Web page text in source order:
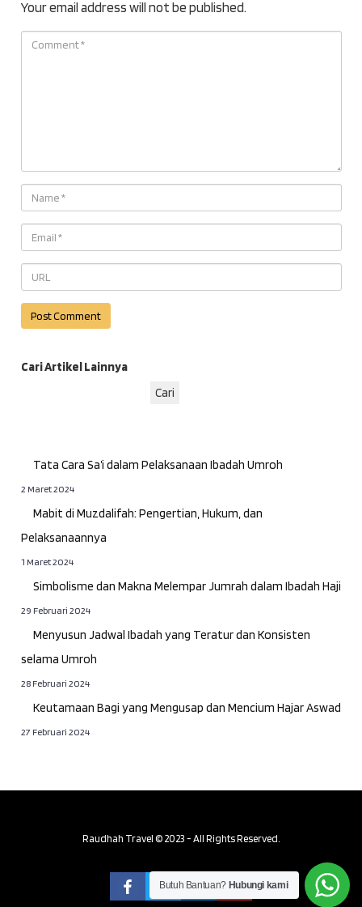
Your email address will not be published.
Cari Artikel Lainnya
Cari
Tata Cara Sa’i dalam Pelaksanaan Ibadah Umroh
2 Maret 2024
Mabit di Muzdalifah: Pengertian, Hukum, dan
Pelaksanaannya
1 Maret 2024
Simbolisme dan Makna Melempar Jumrah dalam Ibadah Haji
29 Februari 2024
Menyusun Jadwal Ibadah yang Teratur dan Konsisten
selama Umroh
28 Februari 2024
Keutamaan Bagi yang Mengusap dan Mencium Hajar Aswad
27 Februari 2024
Raudhah Travel © 2023 - All Rights Reserved.
Butuh Bantuan? Hubungi kami